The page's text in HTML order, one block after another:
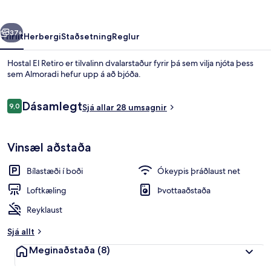
Framhlið gististaðar
Næsta
37+
YfirlitHerbergiStaðsetningReglur
Hostal El Retiro er tilvalinn dvalarstaður fyrir þá sem vilja njóta þess
sem Almoradi hefur upp á að bjóða.
Umsagnir
9,09,0 af 10
DásamlegtSjá allar 28 umsagnir
Vinsæl aðstaða
Bílastæði í boði
Ókeypis þráðlaust net
Loftkæling
Þvottaaðstaða
Reyklaust
Sjá allt
Meginaðstaða (8)